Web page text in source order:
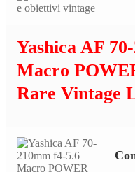
Yashica AF
Macro
Rare Vintage